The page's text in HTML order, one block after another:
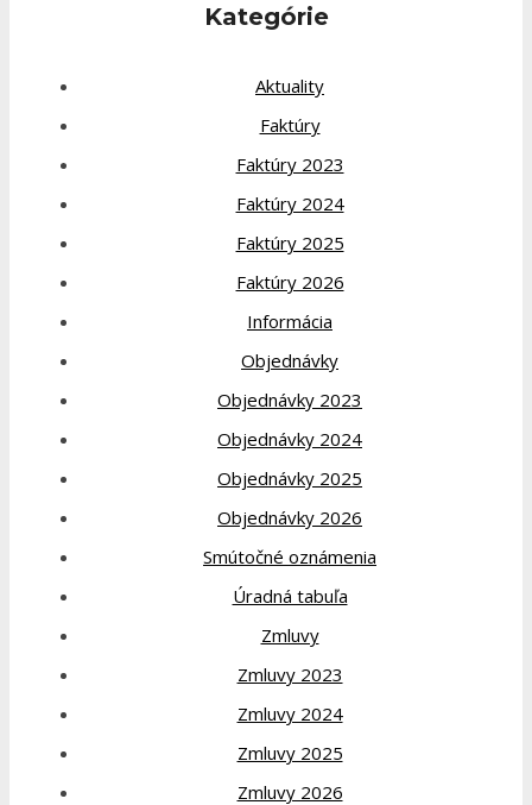
Kategórie
Aktuality
Faktúry
Faktúry 2023
Faktúry 2024
Faktúry 2025
Faktúry 2026
Informácia
Objednávky
Objednávky 2023
Objednávky 2024
Objednávky 2025
Objednávky 2026
Smútočné oznámenia
Úradná tabuľa
Zmluvy
Zmluvy 2023
Zmluvy 2024
Zmluvy 2025
Zmluvy 2026